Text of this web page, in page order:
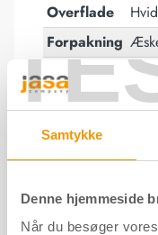
Samtykke
Denne hjemmeside
Når du besøger
Overflade
Hvid
Forpakning
Kontaktsensor -